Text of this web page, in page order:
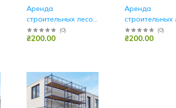
Аренда
строительных лесов
Борисполь
(0)
₴200.00
Аренда
строительных
Белая Церковь
(0)
₴200.00